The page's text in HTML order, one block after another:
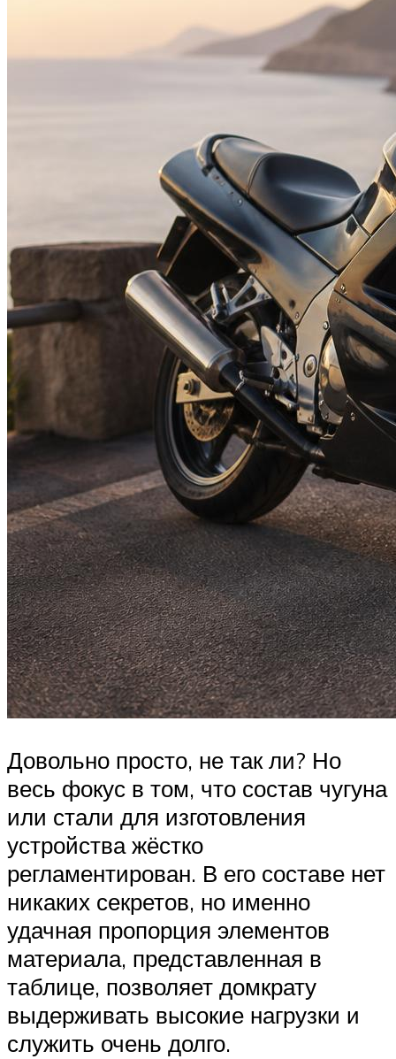
Довольно просто, не так ли? Но
весь фокус в том, что состав чугуна
или стали для изготовления
устройства жёстко
регламентирован. В его составе нет
никаких секретов, но именно
удачная пропорция элементов
материала, представленная в
таблице, позволяет домкрату
выдерживать высокие нагрузки и
служить очень долго.